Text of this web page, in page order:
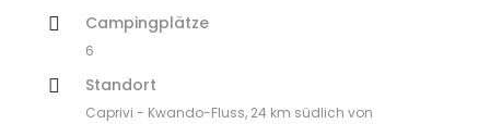
Campingplätze
6
Standort
Caprivi - Kwando-Fluss, 24 km südlich von